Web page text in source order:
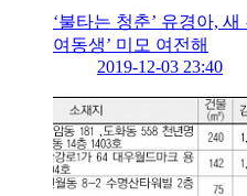
‘불타는 청춘’ 유경아,
여동생’ 미모 여전해
2019-12-03 23:40